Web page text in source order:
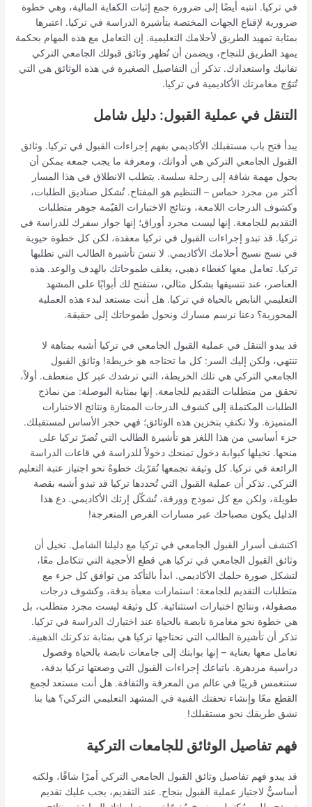
في تركيا. انتبه أيضًا إلى ضرورة جمع إثبات الكفاية المالية، وهي خطوة
ضرورية لإقناع الجهات المختصة بتأشيرة الدراسة في تركيا. اعتبرها
بمثابة تمهيد الطريق لأحلامك التعليمية. إن التعامل مع هذه المهام بحكمة
يمهد الطريق للنجاح، ويضمن أن تُظهر وثائق قبولك الجامعي التركي
تفانيك واستعدادك. تذكر أن التفاصيل الصغيرة في هذه الوثائق هي التي
تُتوّج مغامرتك الأكاديمية في تركيا.
التنقل في عملية القبول: دليل شامل
يبدأ فتح باب مستقبلك الأكاديمي بفهم إجراءات القبول في تركيا. وثائق
القبول الجامعي التركي هي أدواتك، ومعرفة ما يجب جمعه يمكن أن
يحول مهمة شاقة إلى رحلة سلسة. يتطلب الانطلاق في هذا المسار
أكثر من مجرد حماس – التنظيم هو المفتاح. تُشكل صناديق الطلبات،
وكشوف الدرجات اللامعة، ونتائج الاختبارات القيّمة جوهر متطلبات
التقديم للجامعة. إنها ليست مجرد أوراق؛ إنها جواز سفرك للدراسة في
تركيا. قد تبدو إجراءات القبول في تركيا معقدة، لكن كل خطوة حيوية
في نسج نسيج أحلامك الأكاديمي. لا تنسَ تأشيرة الطالب التي تطلبها
تركيا. تعامل معها كغطاء ذهبي، يغلف طموحاتك بالهدف والوعد. هذه
العناصر، عند تنسيقها بشكل مثالي، ستفتح لك أبوابًا على المشهد
التعليمي النابض بالحياة في تركيا. هل أنت مستعد لبدء هذه العملية
المحورية؟ دعنا نرسم مسارك ونحول طموحاتك إلى حقيقة.
قد يبدو التنقل في عملية القبول الجامعي في تركيا أشبه بمتاهة لا
تنتهي، ولكن إليك السر: كل ما تحتاجه هو خريطة! وثائق القبول
الجامعي التركي هي تلك الخريطة، التي ترشدك عبر كل منعطف. أولاً،
تحقق من متطلبات التقديم للجامعة. إنها بمثابة البوصلة: من نماذج
الطلبات المكتملة إلى كشوف الدرجات الممتازة ونتائج الاختبارات
المتميزة. ولا تكتفِ بتخزين هذه الوثائق؛ فهي حجر الأساس لمستقبلك.
جزء أساسي من هذا اللغز هو تأشيرة الطالب التي تُصرّ تركيا على
منحها. تخيلها كبوابة دخول تمنحك دخولاً للدراسة في قاعات الدراسة
الرائعة في تركيا. كل وثيقة تجمعها تُقرّبك خطوةً نحو اجتياز عتبة التعليم
التركي. تذكر أن عملية القبول التي تُحددها تركيا قد تبدو أشبه بقصة
طويلة، ولكن مع كل نموذج وورقة، تُشكّل إرثك الأكاديمي. دع هذا
الدليل يكون مصباحك عبر مسارات الفرص المتعرجة!
اكتشف أسرار القبول الجامعي في تركيا مع دليلنا الشامل. تخيل أن
وثائق القبول الجامعي في تركيا هي قطع الأحجية التي تتكامل معًا،
لتشكل صورة حلمك الأكاديمي. ابدأ بالتأكد من توافق كل جزء مع
متطلبات التقديم للجامعة: استمارات معبأة بدقة، وكشوف درجات
مصقولة، ونتائج اختبارات استثنائية. كل وثيقة ليست مجرد متطلب، بل
هي خطوة نحو مغامرة نابضة بالحياة عند اختيارك الدراسة في تركيا.
تذكر أن تأشيرة الطالب التي تحتاجها تركيا هي بمثابة تذكرتك الذهبية.
تعامل معها بعناية – إنها بوابتك إلى جامعات نابضة بالحياة وفصول
دراسية مزدهرة. باتباعك إجراءات القبول التي وضعتها تركيا بدقة،
ستنغمس قريبًا في عالم من المعرفة والثقافة. هل أنت مستعد لجمع
القطع معًا وإنشاء تحفتك الفنية في المشهد التعليمي التركي؟ هيا بنا
نشق طريقك نحو مستقبلك!
فهم تفاصيل الوثائق للجامعات التركية
قد يبدو فهم تفاصيل وثائق القبول الجامعي التركي أمرًا شاقًا، ولكنه
أساسيٌّ لاجتياز عملية القبول بنجاح. عند التقديم، يجب عليك تقديم